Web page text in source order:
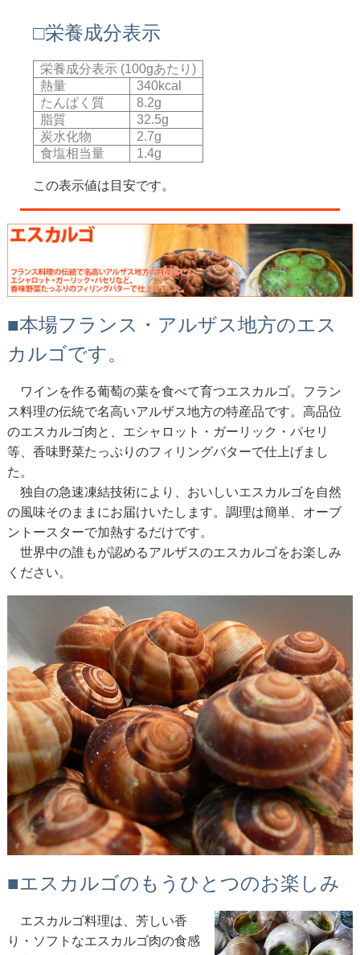
□栄養成分表示
栄養成分表示 (100gあたり)
熱量
340kcal
たんぱく質
8.2g
脂質
32.5g
炭水化物
2.7g
食塩相当量
1.4g
この表示値は目安です。
■本場フランス・アルザス地方のエス
カルゴです。
ワインを作る葡萄の葉を食べて育つエスカルゴ。フラン
ス料理の伝統で名高いアルザス地方の特産品です。高品位
のエスカルゴ肉と、エシャロット・ガーリック・パセリ
等、香味野菜たっぷりのフィリングバターで仕上げまし
た。
独自の急速凍結技術により、おいしいエスカルゴを自然
の風味そのままにお届けいたします。調理は簡単、オーブ
ントースターで加熱するだけです。
世界中の誰もが認めるアルザスのエスカルゴをお楽しみ
ください。
■エスカルゴのもうひとつのお楽しみ
エスカルゴ料理は、芳しい香
り・ソフトなエスカルゴ肉の食感